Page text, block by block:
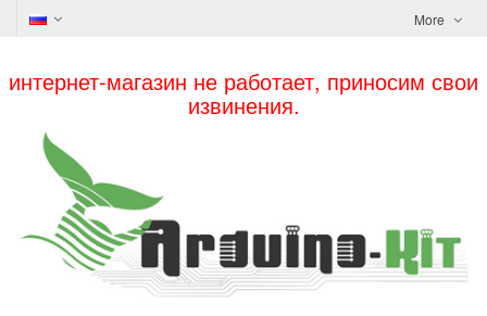
More
интернет-магазин не работает, приносим свои
извинения.